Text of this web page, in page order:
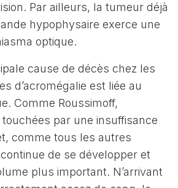
Par ailleurs, la tumeur déjà
hypophysaire exerce une
optique.
cause de décès chez les
d’acromégalie est liée au
Comme Roussimoff,
par une insuffisance
comme tous les autres
de se développer et
plus important. N’arrivant